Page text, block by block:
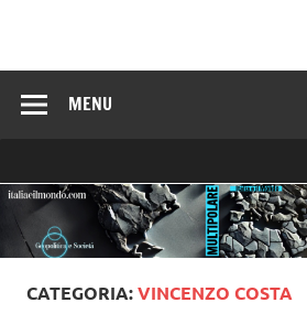
MENU
CATEGORIA:VINCENZO COSTA